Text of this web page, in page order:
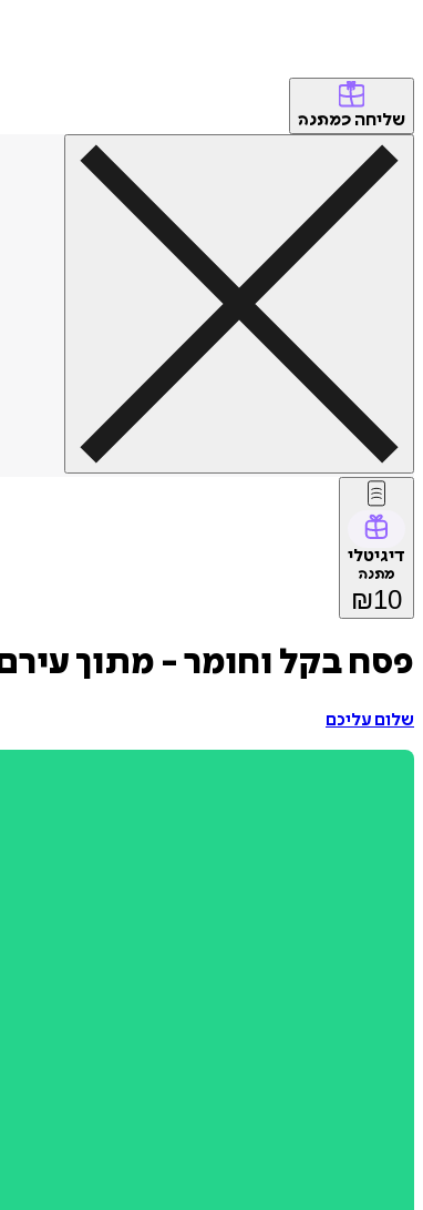
שליחה כמתנה
דיגיטלי
מתנה
₪10
פסח בקל וחומר - מתוך
שלום עליכם